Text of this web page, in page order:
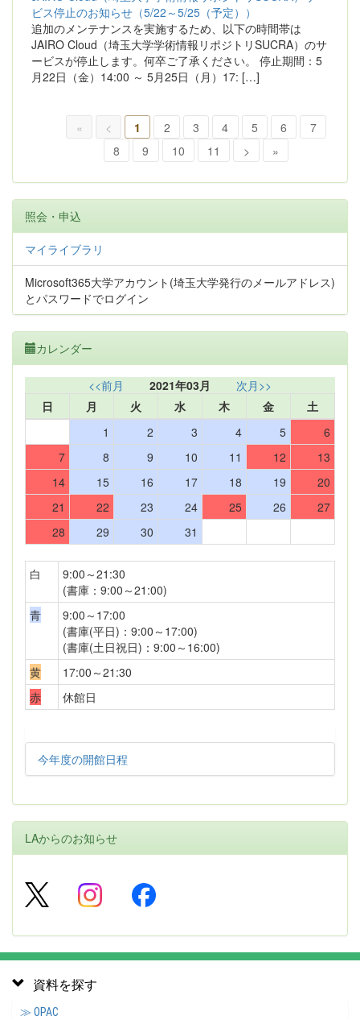
ビス停止のお知らせ（5/22～5/25（予定））
追加のメンテナンスを実施するため、以下の時間帯は
JAIRO Cloud（埼玉大学学術情報リポジトリSUCRA）のサ
ービスが停止します。何卒ご了承ください。 停止期間：5
月22日（金）14:00 ～ 5月25日（月）17: […]
« < 1 2 3 4 5 6
7
8
9 10 11 > »
照会・申込
マイライブラリ
Microsoft365大学アカウント(埼玉大学発行のメールアドレス)
とパスワードでログイン
カレンダー
<<前月 2021年03月
次月>>
日
月 火 水 木 金
土
1
2 3 4 5
6
7
8 9 10 11 12
13
14
15 16 17 18 19
20
21
22 23 24 25 26
27
28
29 30 31
白
9:00～21:30
(書庫：9:00～21:00)
青
9:00～17:00
(書庫(平日)：9:00～17:00)
(書庫(土日祝日)：9:00～16:00)
黄
17:00～21:30
赤
休館日
今年度の開館日程
LAからのお知らせ
資料を探す
≫ OPAC